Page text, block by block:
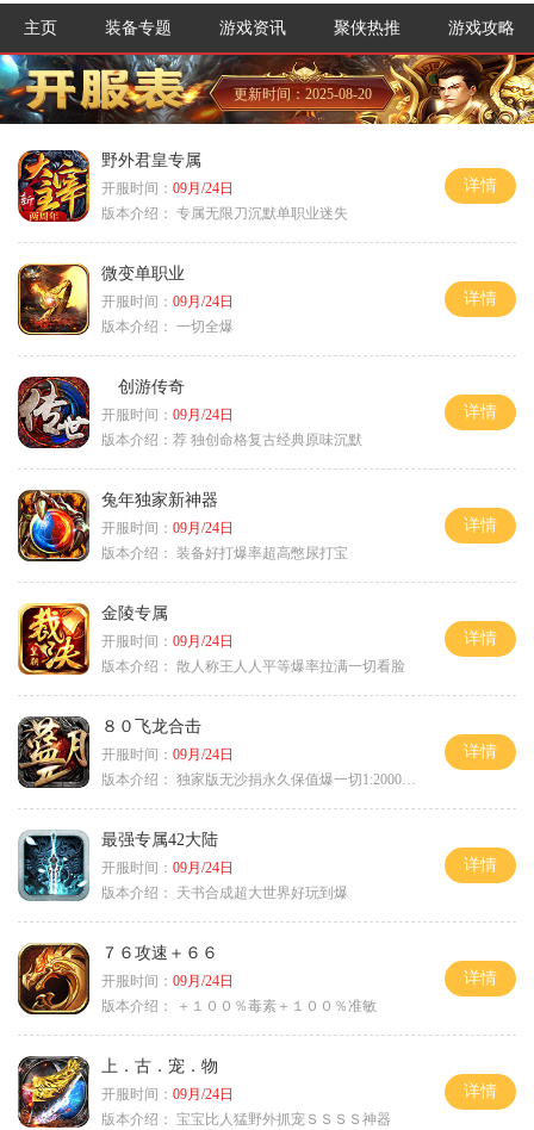
主页 装备专题 游戏资讯 聚侠热推 游戏攻略
更新时间：2025-08-20
野外君皇专属
开服时间： 09月/24日
版本介绍： 专属无限刀沉默单职业迷失
详情
微变单职业
开服时间： 09月/24日
版本介绍： 一切全爆
详情
创游传奇
开服时间： 09月/24日
版本介绍： 荐 独创命格复古经典原味沉默
详情
兔年独家新神器
开服时间： 09月/24日
版本介绍： 装备好打爆率超高憋尿打宝
详情
金陵专属
开服时间： 09月/24日
版本介绍： 散人称王人人平等爆率拉满一切看脸
详情
８０飞龙合击
开服时间： 09月/24日
版本介绍： 独家版无沙捐永久保值爆一切1:2000回3
详情
最强专属42大陆
开服时间： 09月/24日
版本介绍：
天书合成超大世界好玩到爆
详情
７６攻速＋６６
开服时间： 09月/24日
版本介绍：
＋１００％毒素＋１００％准敏
详情
上．古．宠．物
开服时间： 09月/24日
版本介绍： 宝宝比人猛野外抓宠ＳＳＳＳ神器
详情